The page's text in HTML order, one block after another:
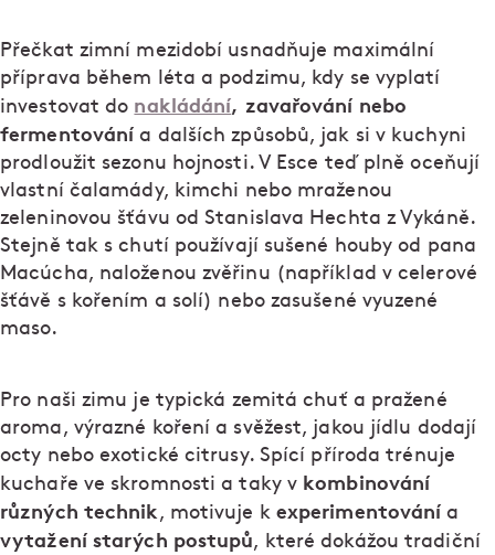
Přečkat zimní mezidobí usnadňuje maximální
příprava během léta a podzimu, kdy se vyplatí
investovat do nakládání, zavařování nebo
fermentovánía dalších způsobů, jak si v kuchyni
prodloužit sezonu hojnosti. V Esce teď plně oceňují
vlastní čalamády, kimchi nebo mraženou
zeleninovou šťávu od Stanislava Hechta z Vykáně.
Stejně tak s chutí používají sušené houby od pana
Macúcha, naloženou zvěřinu (například v celerové
šťávě s kořením a solí) nebo zasušené vyuzené
maso.
Pro naši zimu je typická zemitá chuť a pražené
aroma, výrazné koření a svěžest, jakou jídlu dodají
octy nebo exotické citrusy. Spící příroda trénuje
kuchaře ve skromnosti a taky v kombinování
různých technik, motivuje k experimentovánía
vytažení starých postupů, které dokážou tradiční